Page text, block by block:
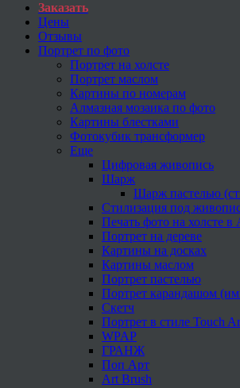
Заказать
Цены
Отзывы
Портрет по фото
Портрет на холсте
Портрет маслом
Картины по номерам
Алмазная мозаика по фото
Картины блестками
Фотокубик трансформер
Еще
Цифровая живопись
Шарж
Шарж пастелью
Стилизация под
Печать фото на холсте в
Портрет на дереве
Картины на досках
Картины маслом
Портрет пастелью
Портрет карандашом
Скетч
Портрет в стиле Touch
WPAP
ГРАНЖ
Поп Арт
Art Brush